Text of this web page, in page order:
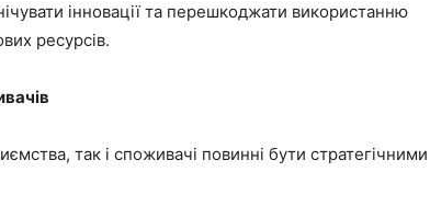
інновації та перешкоджати використанню
ресурсів.
так і споживачі повинні бути стратегічними